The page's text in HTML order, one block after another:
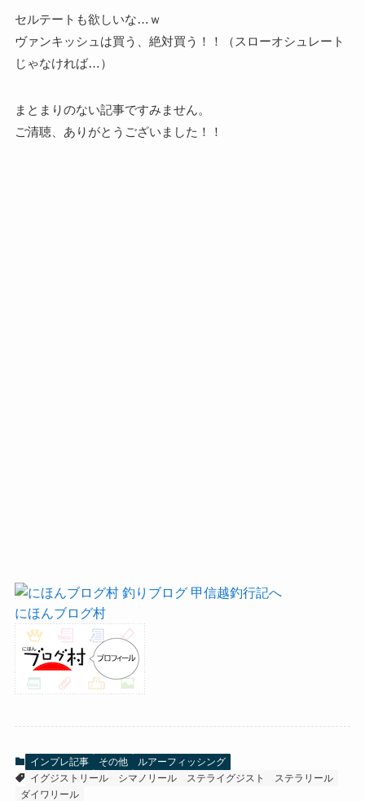
セルテートも欲しいな…ｗ
ヴァンキッシュは買う、絶対買う！！（スローオシュレート
じゃなければ…）
まとまりのない記事ですみません。
ご清聴、ありがとうございました！！
にほんブログ村
インプレ記事 その他
ルアーフィッシング
イグジストリール
シマノリール ステライグジスト
ステラリール
ダイワリール